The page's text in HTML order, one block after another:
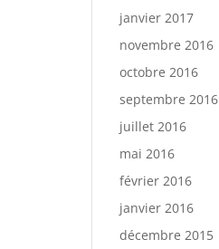
janvier 2017
novembre 2016
octobre 2016
septembre 2016
juillet 2016
mai 2016
février 2016
janvier 2016
décembre 2015